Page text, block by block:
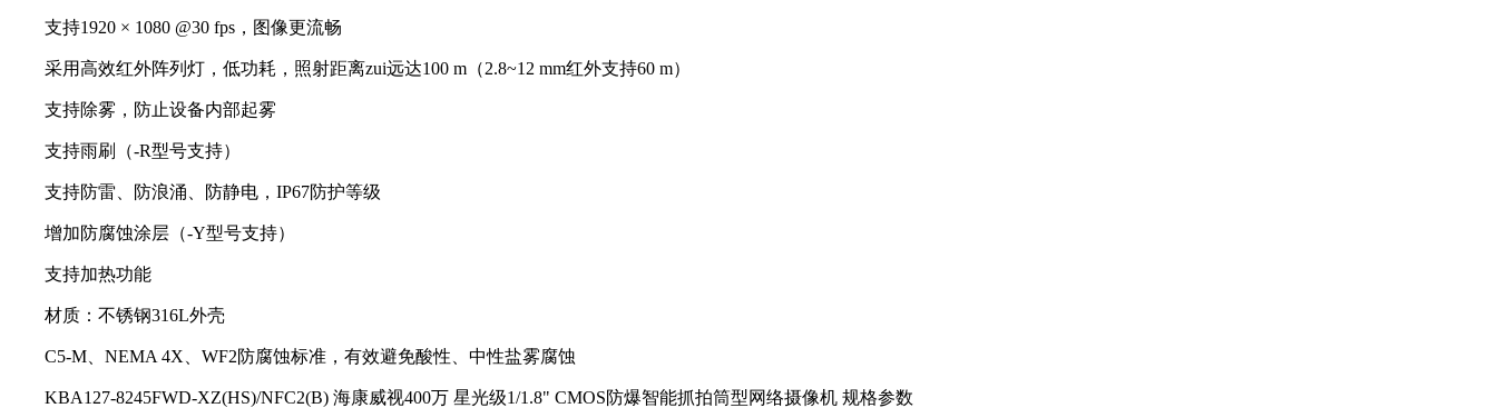
支持1920 × 1080 @30 fps，图像更流畅
采用高效红外阵列灯，低功耗，照射距离zui远达100 m（2.8~12 mm红外支持60 m）
支持除雾，防止设备内部起雾
支持雨刷（-R型号支持）
支持防雷、防浪涌、防静电，IP67防护等级
增加防腐蚀涂层（-Y型号支持）
支持加热功能
材质：不锈钢316L外壳
C5-M、NEMA 4X、WF2防腐蚀标准，有效避免酸性、中性盐雾腐蚀
KBA127-8245FWD-XZ(HS)/NFC2(B) 海康威视400万 星光级1/1.8" CMOS防爆智能抓拍筒型网络摄像机 规格参数